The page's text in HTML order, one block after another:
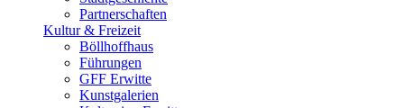
Partnerschaften
Kultur & Freizeit
Böllhoffhaus
Führungen
GFF Erwitte
Kunstgalerien